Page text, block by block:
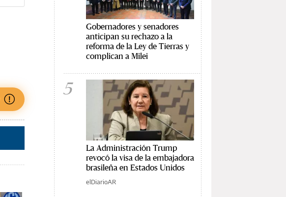
Gobernadores y senadores
anticipan su rechazo a la
reforma de la Ley de Tierras y
complican a Milei
5
La Administración Trump
revocó la visa de la embajadora
brasileña en Estados Unidos
elDiarioAR